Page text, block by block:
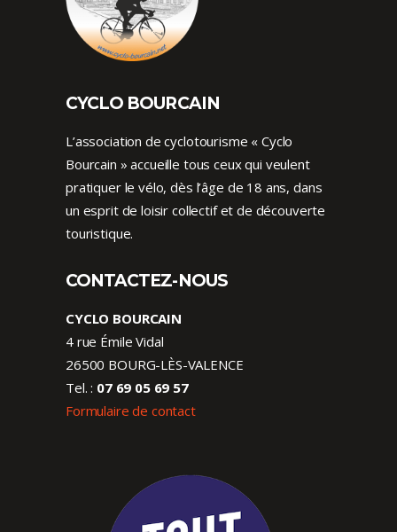
CYCLO BOURCAIN
L’association de cyclotourisme « Cyclo
Bourcain » accueille tous ceux qui veulent
pratiquer le vélo, dès l’âge de 18 ans, dans
un esprit de loisir collectif et de découverte
touristique.
CONTACTEZ-NOUS
CYCLO BOURCAIN
4 rue Émile Vidal
26500 BOURG-LÈS-VALENCE
Tel. : 07 69 05 69 57
Formulaire de contact